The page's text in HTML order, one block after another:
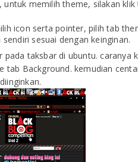
memilih theme, silakan klik
icon serta pointer, pilih tab
sesuai dengan keinginan.
taksbar di ubuntu. caranya
tab Background. kemudian